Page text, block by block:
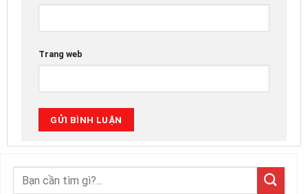
Trang web